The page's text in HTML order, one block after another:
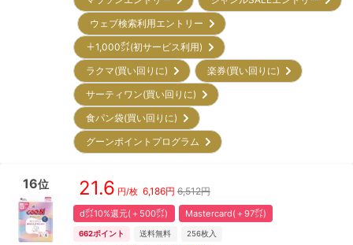
ウェブ検索利用エントリー
＋1,000㌽(初サービス利用)
ラクマ(買い回りに)
楽券(買い回りに)
サーティワン(買い回りに)
食パン袋(買い回りに)
グーンポイントプログラム
16位 21.6 円/枚 6,186円 6,512円
d㌽10%還元(＋500㌽) Mastercard(＋97㌽)
662ポイント 送料無料 256枚入